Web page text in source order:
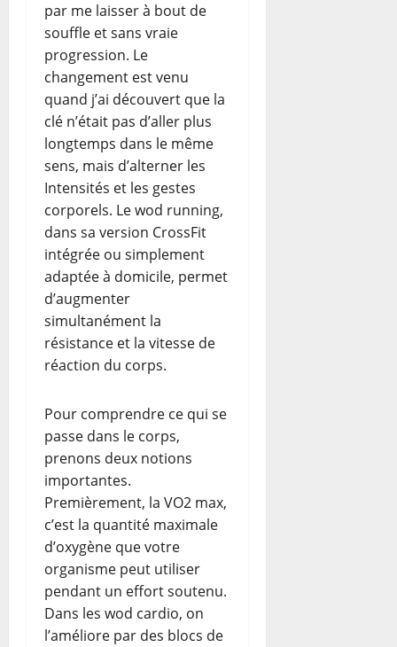
par me laisser à bout de
souffle et sans vraie
progression. Le
changement est venu
quand j’ai découvert que la
clé n’était pas d’aller plus
longtemps dans le même
sens, mais d’alterner les
Intensités et les gestes
corporels. Le wod running,
dans sa version CrossFit
intégrée ou simplement
adaptée à domicile, permet
d’augmenter
simultanément la
résistance et la vitesse de
réaction du corps.
Pour comprendre ce qui se
passe dans le corps,
prenons deux notions
importantes.
Premièrement, la VO2 max,
c’est la quantité maximale
d’oxygène que votre
organisme peut utiliser
pendant un effort soutenu.
Dans les wod cardio, on
l’améliore par des blocs de